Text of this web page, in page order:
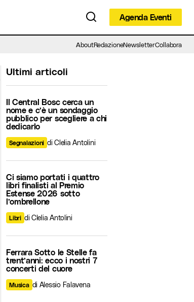
Agenda Eventi
Agenda Eventi
AboutRedazioneNewsletterCollabora
Ultimi articoli
Il Central Bosc cerca un
nome e c’è un sondaggio
pubblico per scegliere a chi
dedicarlo
Segnalazioni di Clelia Antolini
Ci siamo portati i quattro
libri finalisti al Premio
Estense 2026 sotto
l’ombrellone
Libri di Clelia Antolini
Ferrara Sotto le Stelle fa
trent’anni: ecco i nostri 7
concerti del cuore
Musica di Alessio Falavena